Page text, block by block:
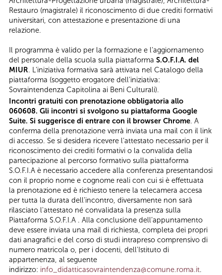
Restauro (magistrale) il riconoscimento di due crediti formativi
universitari, con attestazione e presentazione di una
relazione.
Il programma è valido per la formazione e l’aggiornamento
del personale della scuola sulla piattaforma S.O.F.I.A. del
MIUR. L'iniziativa formativa sarà attivata nel Catalogo della
piattaforma (soggetto erogatore dell’iniziativa:
Sovraintendenza Capitolina ai Beni Culturali).
Incontri gratuiti con prenotazione obbligatoria allo
060608. Gli incontri si svolgono su piattaforma Google
Suite. Si suggerisce di entrare con il browser Chrome. A
conferma della prenotazione verrà inviata una mail con il link
di accesso. Se si desidera ricevere l’attestato necessario per il
riconoscimento dei crediti formativi o la convalida della
partecipazione al percorso formativo sulla piattaforma
S.O.F.I.A è necessario accedere alla conferenza presentandosi
con il proprio nome e cognome reali con cui si è effettuata
la prenotazione ed è richiesto tenere la telecamera accesa
per tutta la durata dell'incontro, diversamente non sarà
rilasciato l'attestato né convalidata la presenza sulla
Piattaforma S.O.F.I.A . Alla conclusione dell’appuntamento
deve essere inviata una mail di richiesta, completa dei propri
dati anagrafici e del corso di studi intrapreso comprensivo di
numero matricola o, per i docenti, dell'Istituto di
appartenenza, al seguente
indirizzo: info_didatticasovraintendenza@comune.roma.it.